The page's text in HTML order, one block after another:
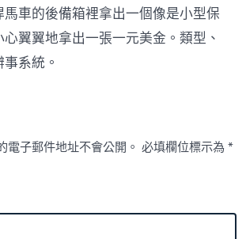
車的後備箱裡拿出一個像是小型保
翼翼地拿出一張一元美金。類型、
系統。
電子郵件地址不會公開。 必填欄位標示為*